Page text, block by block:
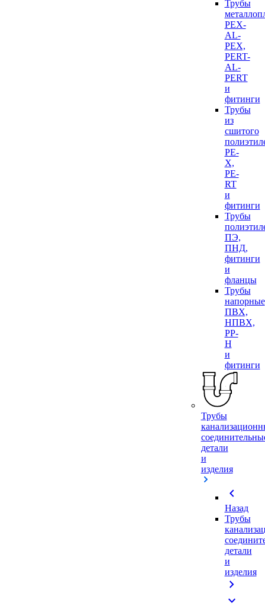
Трубы
PEX-
AL-
PEX,
PERT-
AL-
PERT
и
фитинги
Трубы
из
сшитого
PE-
X,
PE-
RT
и
фитинги
Трубы
ПЭ,
ПНД,
фитинги
и
фланцы
Трубы
напорные
ПВХ,
НПВХ,
PP-
H
и
фитинги
Трубы
детали
и
изделия
chevron_left
Назад
Трубы
детали
и
изделия
chevron_right
expand_more